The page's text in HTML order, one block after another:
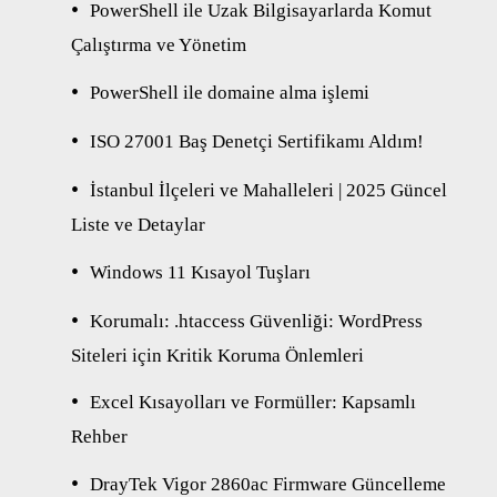
PowerShell ile Uzak Bilgisayarlarda Komut
Çalıştırma ve Yönetim
PowerShell ile domaine alma işlemi
ISO 27001 Baş Denetçi Sertifikamı Aldım!
İstanbul İlçeleri ve Mahalleleri | 2025 Güncel
Liste ve Detaylar
Windows 11 Kısayol Tuşları
Korumalı: .htaccess Güvenliği: WordPress
Siteleri için Kritik Koruma Önlemleri
Excel Kısayolları ve Formüller: Kapsamlı
Rehber
DrayTek Vigor 2860ac Firmware Güncelleme